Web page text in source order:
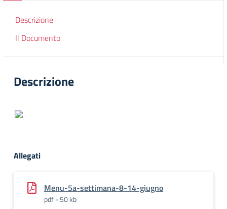
Descrizione
Il Documento
Descrizione
Allegati
Menu-5a-settimana-8-14-giugno
pdf - 50 kb